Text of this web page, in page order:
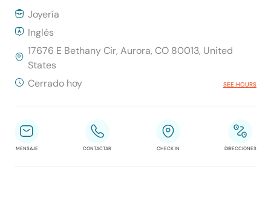
Joyería
Inglés
17676 E Bethany Cir, Aurora, CO 80013, United
States
Cerrado hoy
SEE HOURS
MENSAJE CONTACTAR CHECK IN DIRECCIONES